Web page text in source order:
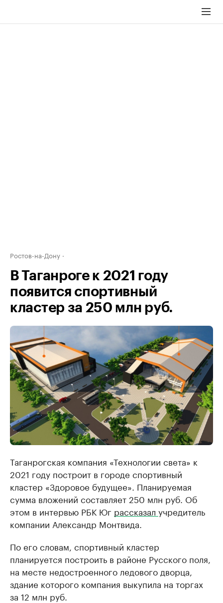
Ростов-на-Дону
В Таганроге к 2021 году
появится спортивный
кластер за 250 млн руб.
Таганрогская компания «Технологии света» к
2021 году построит в городе спортивный
кластер «Здоровое будущее». Планируемая
сумма вложений составляет 250 млн руб. Об
этом в интервью РБК Юг рассказал учредитель
компании Александр Монтвида.
По его словам, спортивный кластер
планируется построить в районе Русского поля,
на месте недостроенного ледового дворца,
здание которого компания выкупила на торгах
за 12 млн руб.